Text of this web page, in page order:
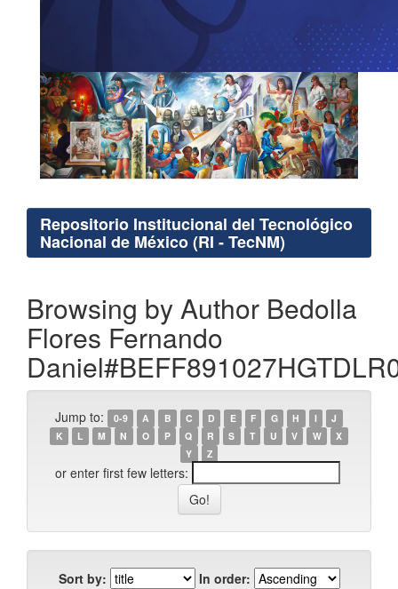
Repositorio Institucional del Tecnológico
Nacional de México (RI - TecNM)
Browsing by Author Bedolla
Flores Fernando
Jump to: 0-9 A B C D E F G H I
J
K
L M N O P Q R S T U V W
X
Y
Z
or enter first few letters:
Sort by:
In order: